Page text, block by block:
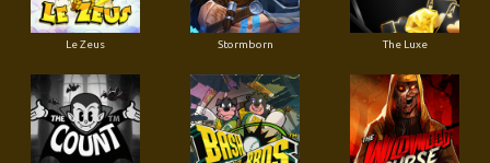
Le Zeus Stormborn The Luxe